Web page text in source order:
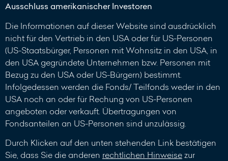
Ausschluss amerikanischer Investoren
Die Informationen auf dieser Website sind ausdrücklich
nicht für den Vertrieb in den USA oder für US-Personen
(US-Staatsbürger, Personen mit Wohnsitz in den USA, in
den USA gegründete Unternehmen bzw. Personen mit
Bezug zu den USA oder US-Bürgern) bestimmt.
Infolgedessen werden die Fonds/ Teilfonds weder in den
USA noch an oder für Rechung von US-Personen
angeboten oder verkauft. Übertragungen von
Fondsanteilen an US-Personen sind unzulässig.
Durch Klicken auf den unten stehenden Link bestätigen
Sie, dass Sie die anderen rechtlichen Hinweisezur